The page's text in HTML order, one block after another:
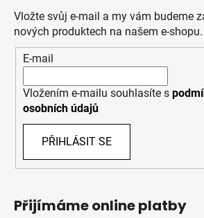
Vložte svůj e-mail a my vám budeme
nových produktech na našem e-shopu.
E-mail
Vložením e-mailu souhlasíte s
osobních údajů
PŘIHLÁSIT SE
Přijímáme online platby